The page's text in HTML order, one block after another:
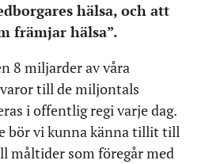
hälsa, och att
främjar hälsa”.
8 miljarder av våra
till de miljontals
i offentlig regi varje dag.
bör vi kunna känna tillit till
måltider som föregår med